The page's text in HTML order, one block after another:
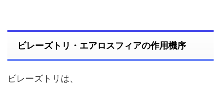
ビレーズトリ・エアロスフィアの作用機序
ビレーズトリは、